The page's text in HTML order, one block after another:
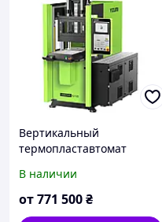
Вертикальный
термопластавтомат
UN60V4
В наличии
от771 500₴